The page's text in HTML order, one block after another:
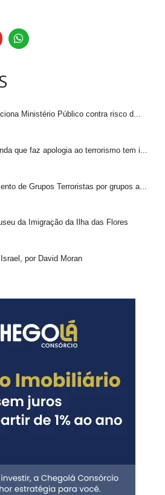
Ministério Público contra risco d...
que faz apologia ao terrorismo tem i...
de Grupos Terroristas por grupos a...
da Imigração da Ilha das Flores
por David Moran